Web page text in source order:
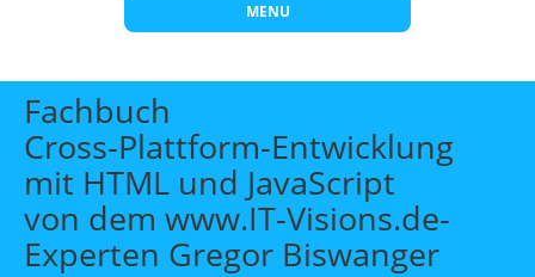
MENU
Start
Themen
Beratung
Individuelle Schulungen
Offene Seminare
Fachbuch
Cross-Plattform-Entwicklung
mit HTML und JavaScript
von dem www.IT-Visions.de-
Experten Gregor Biswanger